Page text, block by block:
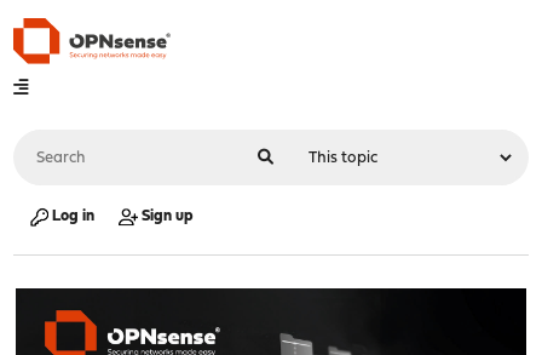
Log in Sign up